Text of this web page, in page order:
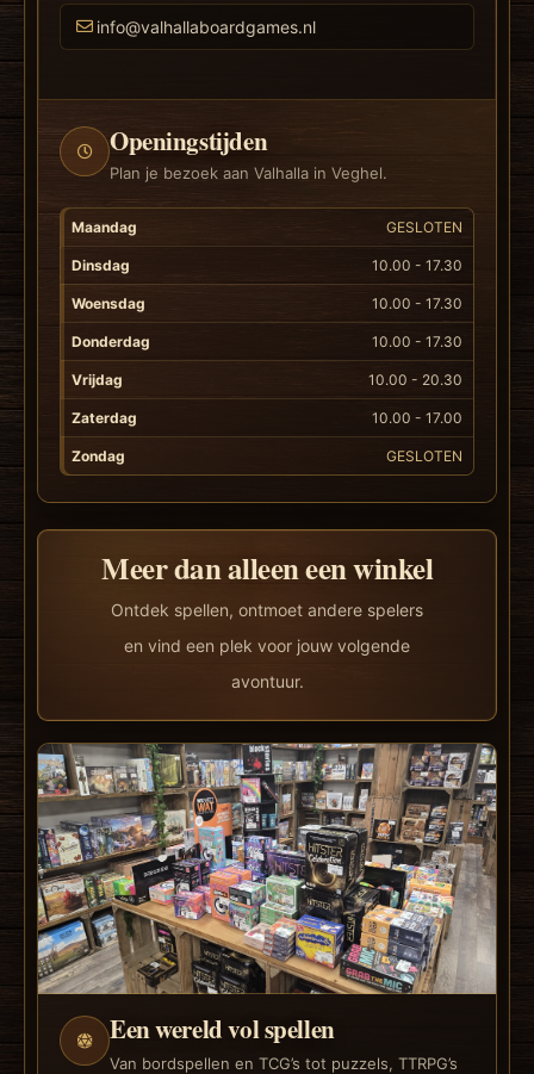
info@valhallaboardgames.nl
Openingstijden
Plan je bezoek aan Valhalla in Veghel.
Maandag GESLOTEN
Dinsdag 10.00 - 17.30
Woensdag 10.00 - 17.30
Donderdag 10.00 - 17.30
Vrijdag 10.00 - 20.30
Zaterdag 10.00 - 17.00
Zondag GESLOTEN
Meer dan alleen een winkel
Ontdek spellen, ontmoet andere spelers
en vind een plek voor jouw volgende
avontuur.
Een wereld vol spellen
Van bordspellen en TCG’s tot puzzels, TTRPG’s